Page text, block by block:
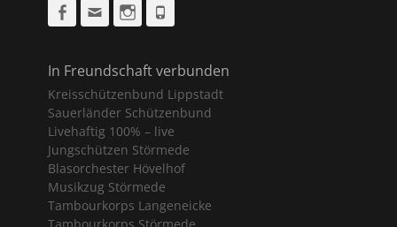
Facebook
Email Instagram
In Freundschaft verbunden
Kreisschützenbund Lippstadt
Sauerländer Schützenbund
Livehaftig 100% – live
Jungschützen Störmede
Blasorchester Hövelhof
Musikzug Störmede
Tambourkorps Langeneicke